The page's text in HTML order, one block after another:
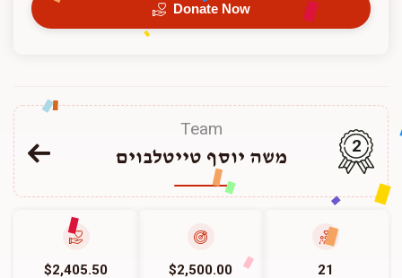
Donate Now
Team
משה יוסף טייטלבוים
2
$2,405.50 $2,500.00 21